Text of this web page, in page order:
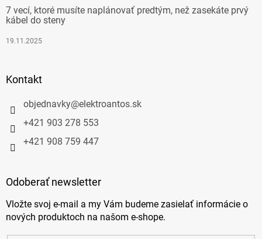
7 vecí, ktoré musíte naplánovať predtým, než zasekáte prvý
kábel do steny
19.11.2025
Kontakt
objednavky@elektroantos.sk
+421 903 278 553
+421 908 759 447
Odoberať newsletter
Vložte svoj e-mail a my Vám budeme zasielať informácie o
nových produktoch na našom e-shope.